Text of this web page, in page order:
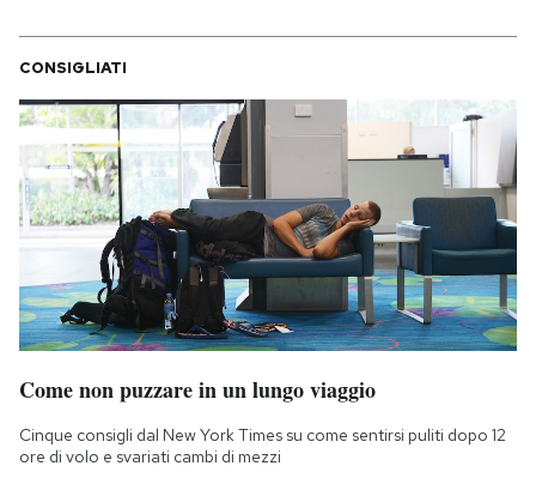
CONSIGLIATI
Come non puzzare in un lungo viaggio
Cinque consigli dal New York Times su come sentirsi puliti dopo 12
ore di volo e svariati cambi di mezzi